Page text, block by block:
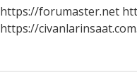
https://forumaster.net
https://